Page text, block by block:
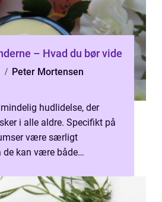
– Hvad du bør vide
Peter Mortensen
hudlidelse, der
i alle aldre. Specifikt på
være særligt
de kan være både